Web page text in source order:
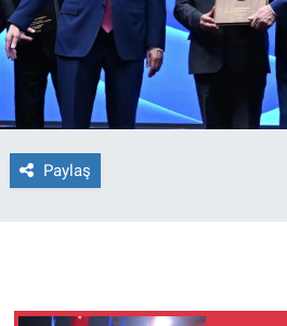
Paylaş
Haber Arşivi